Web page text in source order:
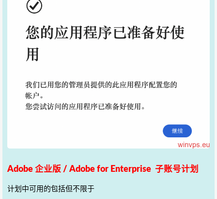
Adobe 企业版 / Adobe for Enterprise 子账号计划
计划中可用的包括但不限于